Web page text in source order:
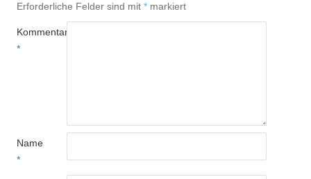
Erforderliche Felder sind mit * markiert
Kommentar
*
Name
*